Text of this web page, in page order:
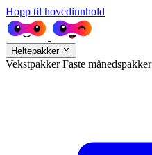
Hopp til hovedinnhold
Heltepakker
VekstpakkerFaste månedspakker